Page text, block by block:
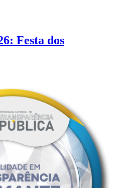
Festa dos